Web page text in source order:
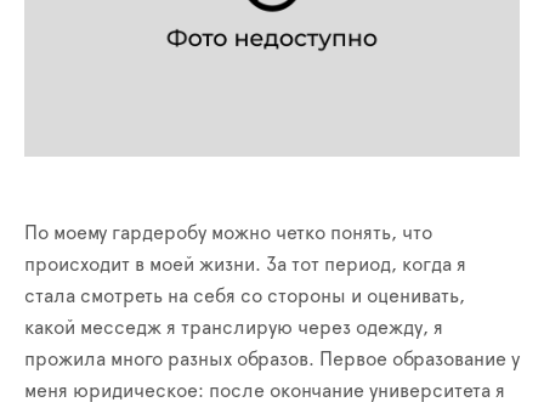
По моему гардеробу можно четко понять, что
происходит в моей жизни. За тот период, когда я
стала смотреть на себя со стороны и оценивать,
какой месседж я транслирую через одежду, я
прожила много разных образов. Первое образование у
меня юридическое: после окончание университета я